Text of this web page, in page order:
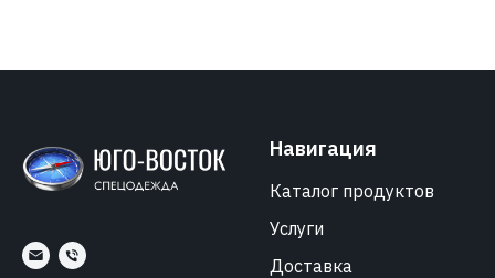
Навигация
Каталог продуктов
Услуги
Доставка